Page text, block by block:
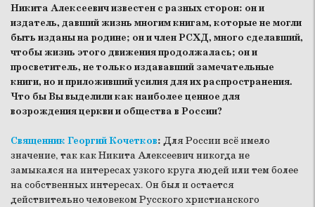
Никита Алексеевич известен с разных сторон: он и
издатель, давший жизнь многим книгам, которые не могли
быть изданы на родине; он и член РСХД, много сделавший,
чтобы жизнь этого движения продолжалась; он и
просветитель, не только издававший замечательные
книги, но и приложивший усилия для их распространения.
Что бы Вы выделили как наиболее ценное для
возрождения церкви и общества в России?
Священник Георгий Кочетков: Для России всё имело
значение, так как Никита Алексеевич никогда не
замыкался на интересах узкого круга людей или тем более
на собственных интересах. Он был и остается
действительно человеком Русского христианского